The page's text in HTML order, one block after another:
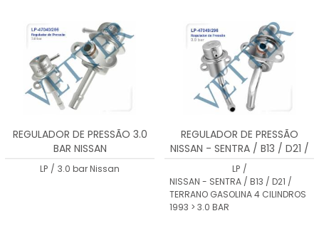
MAIOR PREÇO
A - Z
REGULADOR DE PRESSÃO 3.0
BAR NISSAN
LP / 3.0 bar Nissan
REGULADOR DE PRESSÃO
NISSAN - SENTRA / B13 / D21 /
TERRANO GASOLINA 4
CILINDROS 1993 > 3.0 BAR
LP /
NISSAN - SENTRA / B13 / D21 /
TERRANO GASOLINA 4 CILINDROS
1993 > 3.0 BAR